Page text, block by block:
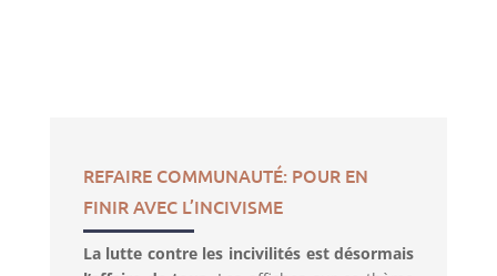
REFAIRE COMMUNAUTÉ: POUR EN
FINIR AVEC L’INCIVISME
La lutte contre les incivilités est désormais